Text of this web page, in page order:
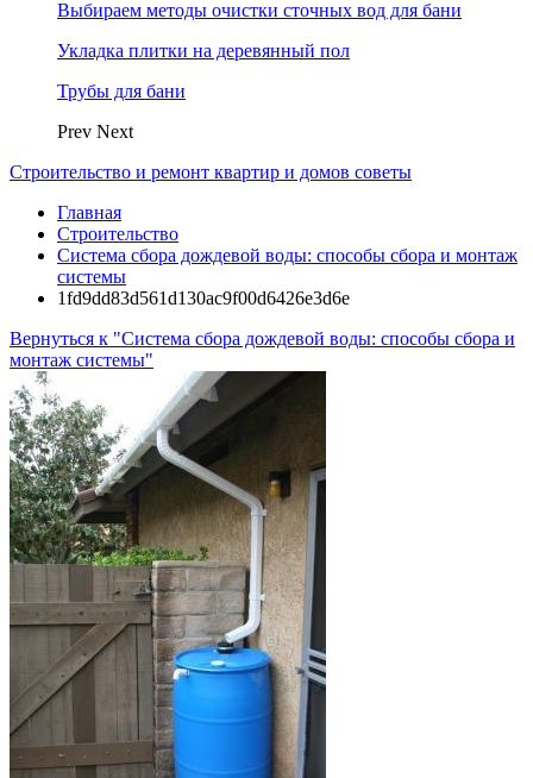
Выбираем методы очистки сточных вод для бани
Укладка плитки на деревянный пол
Трубы для бани
Prev Next
Строительство и ремонт квартир и домов советы
Главная
Строительство
Система сбора дождевой воды: способы сбора и монтаж
системы
1fd9dd83d561d130ac9f00d6426e3d6e
Вернуться к "Система сбора дождевой воды: способы сбора и
монтаж системы"